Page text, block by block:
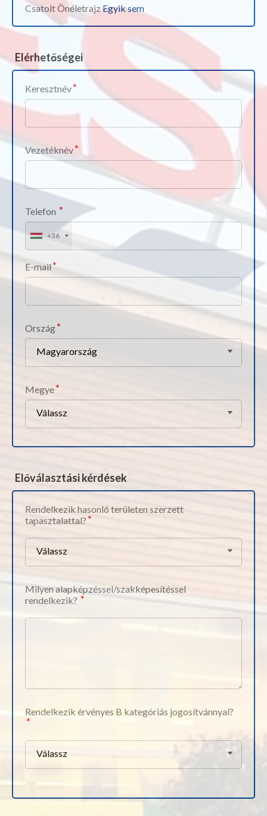
Csatolt ÖnéletrajzEgyik sem
Elérhetőségei
Keresztnév
Vezetéknév
Telefon
+36
E-mail
Ország
Magyarország
Megye
Válassz
Előválasztási kérdések
Rendelkezik hasonló területen szerzett
tapasztalattal?
Válassz
Milyen alapképzéssel/szakképesítéssel
rendelkezik?
Rendelkezik érvényes B kategóriás jogosítvánnyal?
Válassz